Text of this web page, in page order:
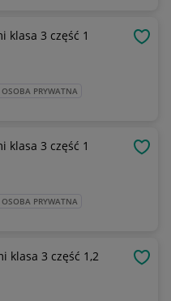
klasa 3 część 1
OSOBA PRYWATNA
klasa 3 część 1
OSOBA PRYWATNA
klasa 3 część 1,2